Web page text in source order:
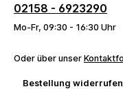
02158 - 6923290
Mo-Fr, 09:30 - 16:30 Uhr
Oder über unser
Bestellung widerrufen